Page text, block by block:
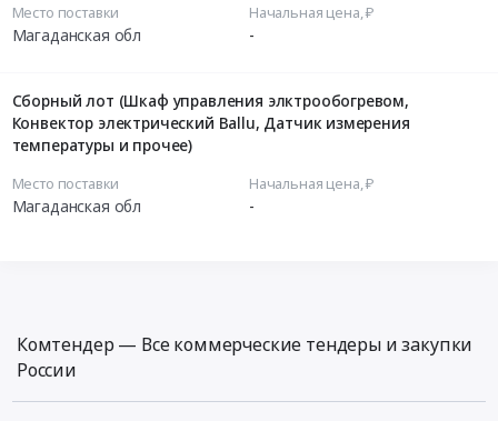
Место поставки
Магаданская обл
Начальная цена, ₽
-
Сборный лот (Шкаф управления элктрообогревом,
Конвектор электрический Ballu, Датчик измерения
температуры и прочее)
Место поставки
Магаданская обл
Начальная цена, ₽
-
Комтендер — Все коммерческие тендеры и закупки
России